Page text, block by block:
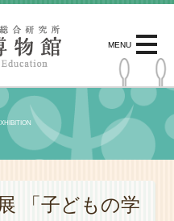
MENU
「子どもの学